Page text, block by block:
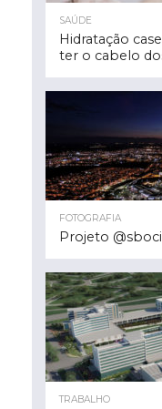
SAÚDE
Hidratação
ter o cabelo
FOTOGRAFIA
Projeto
TRABALHO